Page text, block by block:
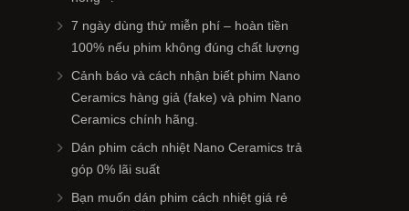
7 ngày dùng thử miễn phí – hoàn tiền
100% nếu phim không đúng chất lượng
Cảnh báo và cách nhận biết phim Nano
Ceramics hàng giả (fake) và phim Nano
Ceramics chính hãng.
Dán phim cách nhiệt Nano Ceramics trả
góp 0% lãi suất
Bạn muốn dán phim cách nhiệt giá rẻ